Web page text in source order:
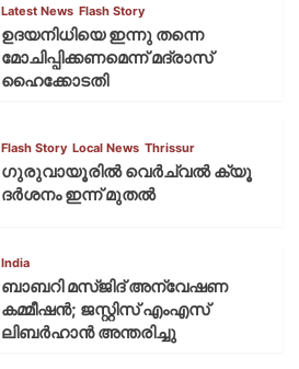
Latest News Flash Story
ഉദയനിധിയെ ഇന്നു തന്നെ
മോചിപ്പിക്കണമെന്ന് മദ്രാസ്
ഹൈക്കോടതി
Flash Story Local News Thrissur
ഗുരുവായൂരില്‍ വെര്‍ച്വല്‍ ക്യൂ
ദര്‍ശനം ഇന്ന് മുതല്‍
India
ബാബറി മസ്ജിദ് അന്വേഷണ
കമ്മീഷന്‍; ജസ്റ്റിസ് എംഎസ്
ലിബര്‍ഹാന്‍ അന്തരിച്ചു